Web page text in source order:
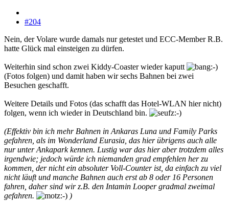
#204
Nein, der Volare wurde damals nur getestet und ECC-Member R.B.
hatte Glück mal einsteigen zu dürfen.
Weiterhin sind schon zwei Kiddy-Coaster wieder kaputt
(Fotos folgen) und damit haben wir sechs Bahnen bei zwei
Besuchen geschafft.
Weitere Details und Fotos (das schafft das Hotel-WLAN hier nicht)
folgen, wenn ich wieder in Deutschland bin.
(Effektiv bin ich mehr Bahnen in Ankaras Luna und Family Parks
gefahren, als im Wonderland Eurasia, das hier übrigens auch alle
nur unter Ankapark kennen. Lustig war das hier aber trotzdem alles
irgendwie; jedoch würde ich niemanden grad empfehlen her zu
kommen, der nicht ein absoluter Voll-Counter ist, da einfach zu viel
nicht läuft und manche Bahnen auch erst ab 8 oder 16 Personen
fahren, daher sind wir z.B. den Intamin Looper gradmal zweimal
gefahren.
)